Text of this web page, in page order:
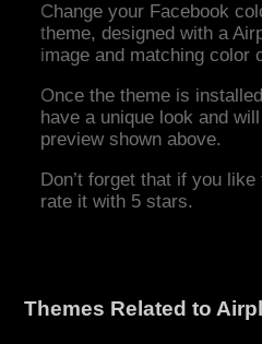
Change your Facebook
theme, designed with a
image and matching color
Once the theme is
have a unique look and
preview shown above.
Don’t forget that if you
rate it with 5 stars.
Themes Related to